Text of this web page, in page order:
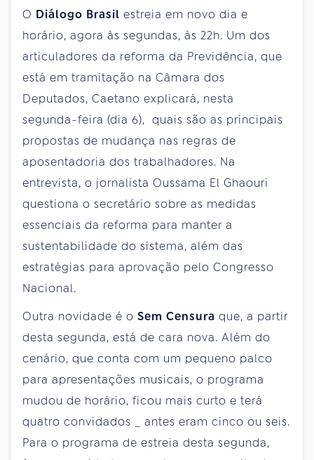
O Diálogo Brasil estreia em novo dia e
horário, agora às segundas, às 22h. Um dos
articuladores da reforma da Previdência, que
está em tramitação na Câmara dos
Deputados, Caetano explicará, nesta
segunda-feira (dia 6), quais são as principais
propostas de mudança nas regras de
aposentadoria dos trabalhadores. Na
entrevista, o jornalista Oussama El Ghaouri
questiona o secretário sobre as medidas
essenciais da reforma para manter a
sustentabilidade do sistema, além das
estratégias para aprovação pelo Congresso
Nacional.
Outra novidade é o Sem Censura que, a partir
desta segunda, está de cara nova. Além do
cenário, que conta com um pequeno palco
para apresentações musicais, o programa
mudou de horário, ficou mais curto e terá
quatro convidados _ antes eram cinco ou seis.
Para o programa de estreia desta segunda,